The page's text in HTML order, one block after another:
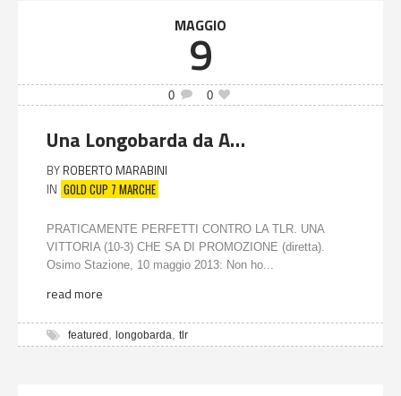
MAGGIO
9
0 0
Una Longobarda da A…
BY ROBERTO MARABINI
IN GOLD CUP 7 MARCHE
PRATICAMENTE PERFETTI CONTRO LA TLR. UNA
VITTORIA (10-3) CHE SA DI PROMOZIONE (diretta).
Osimo Stazione, 10 maggio 2013: Non ho...
read more
featured longobarda tlr